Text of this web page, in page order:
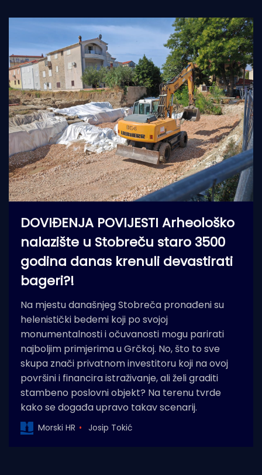
DOVIĐENJA POVIJESTI Arheološko
nalazište u Stobreču staro 3500
godina danas krenuli devastirati
bageri?!
Na mjestu današnjeg Stobreča pronađeni su
helenistički bedemi koji po svojoj
monumentalnosti i očuvanosti mogu parirati
najboljim primjerima u Grčkoj. No, što to sve
skupa znači privatnom investitoru koji na ovoj
površini i financira istraživanje, ali želi graditi
stambeno poslovni objekt? Na terenu tvrde
kako se događa upravo takav scenarij.
Morski HR Josip Tokić